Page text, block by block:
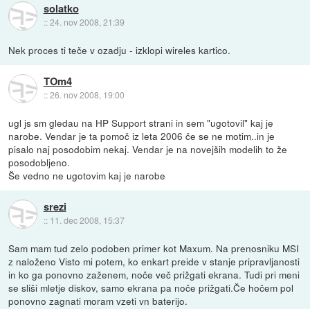
solatko
::24. nov 2008, 21:39
Nek proces ti teče v ozadju - izklopi wireles kartico.
TOm4
::26. nov 2008, 19:00
ugl js sm gledau na HP Support strani in sem "ugotovil" kaj je
narobe. Vendar je ta pomoč iz leta 2006 če se ne motim..in je
pisalo naj posodobim nekaj. Vendar je na novejših modelih to že
posodobljeno.
Še vedno ne ugotovim kaj je narobe
srezi
:: 11. dec 2008, 15:37
Sam mam tud zelo podoben primer kot Maxum. Na prenosniku MSI
z naloženo Visto mi potem, ko enkart preide v stanje pripravljanosti
in ko ga ponovno zaženem, noče več prižgati ekrana. Tudi pri meni
se sliši mletje diskov, samo ekrana pa noče prižgati.Če hočem pol
ponovno zagnati moram vzeti vn baterijo.